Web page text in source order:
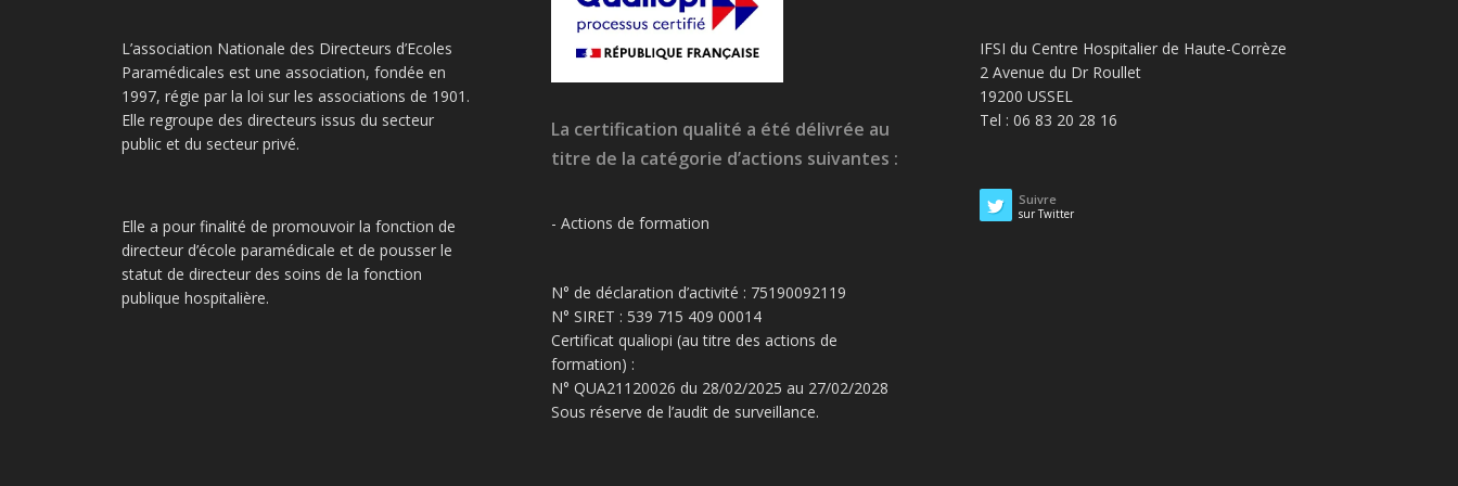
L’association Nationale des Directeurs d’Ecoles
Paramédicales est une association, fondée en
1997, régie par la loi sur les associations de 1901.
Elle regroupe des directeurs issus du secteur
public et du secteur privé.
Elle a pour finalité de promouvoir la fonction de
directeur d’école paramédicale et de pousser le
statut de directeur des soins de la fonction
publique hospitalière.
La certification qualité a été délivrée au
titre de la catégorie d’actions suivantes :
- Actions de formation
N° de déclaration d’activité : 75190092119
N° SIRET : 539 715 409 00014
Certificat qualiopi (au titre des actions de
formation) :
N° QUA21120026 du 28/02/2025 au 27/02/2028
Sous réserve de l’audit de surveillance.
IFSI du Centre Hospitalier de Haute-Corrèze
2 Avenue du Dr Roullet
19200 USSEL
Tel : 06 83 20 28 16
Suivre
sur Twitter